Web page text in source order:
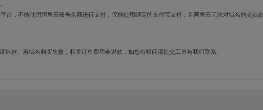
台，不能使用阿里云账号余额进行支付，仅能使用绑定的支付宝支付；且阿里云无法对域名的交易
退款。若域名购买失败，相关订单费用会退款，如您有疑问请提交工单与我们联系。